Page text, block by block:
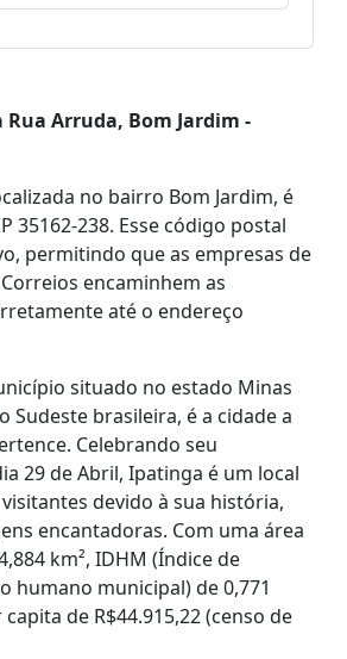
Rua Arruda, Bom Jardim -
no bairro Bom Jardim, é
35162-238. Esse código postal
permitindo que as empresas de
encaminhem as
até o endereço
situado no estado Minas
Sudeste brasileira, é a cidade a
Celebrando seu
29 de Abril, Ipatinga é um local
devido à sua história,
encantadoras. Com uma área
km², IDHM (Índice de
humano municipal) de 0,771
capita de R$44.915,22 (censo de